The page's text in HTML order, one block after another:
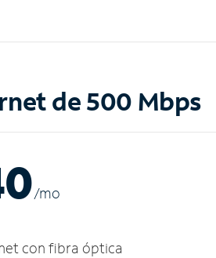
de 500 Mbps
/mo
con fibra óptica